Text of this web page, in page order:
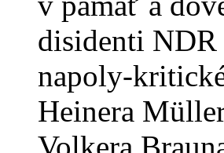
disidenti
napoly-
Heinera
Volkera